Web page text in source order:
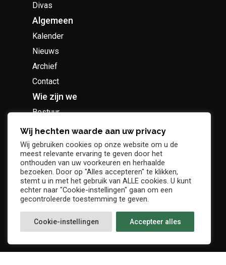
Divas
Algemeen
Kalender
Nieuws
Archief
Contact
Wie zijn we
Bestuur
Geschiedenis
Supportersclub
Socio Business Club
Wij hechten waarde aan uw privacy
Wij gebruiken cookies op onze website om u de
meest relevante ervaring te geven door het
onthouden van uw voorkeuren en herhaalde
bezoeken. Door op "Alles accepteren" te klikken,
stemt u in met het gebruik van ALLE cookies. U kunt
echter naar "Cookie-instellingen" gaan om een
gecontroleerde toestemming te geven.
Cookie-instellingen Accepteer alles